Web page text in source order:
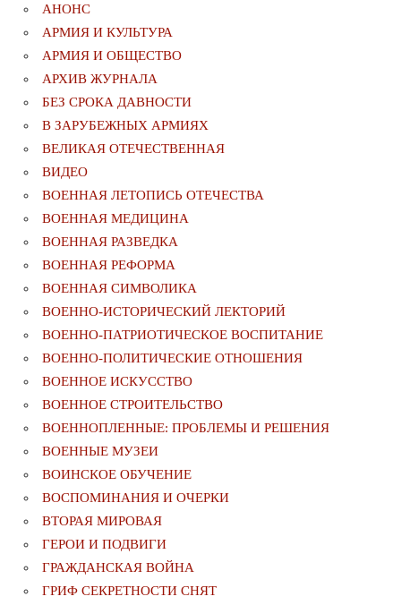
АНОНС
АРМИЯ И КУЛЬТУРА
АРМИЯ И ОБЩЕСТВО
АРХИВ ЖУРНАЛА
БЕЗ СРОКА ДАВНОСТИ
В ЗАРУБЕЖНЫХ АРМИЯХ
ВЕЛИКАЯ ОТЕЧЕСТВЕННАЯ
ВИДЕО
ВОЕННАЯ ЛЕТОПИСЬ ОТЕЧЕСТВА
ВОЕННАЯ МЕДИЦИНА
ВОЕННАЯ РАЗВЕДКА
ВОЕННАЯ РЕФОРМА
ВОЕННАЯ СИМВОЛИКА
ВОЕННО-ИСТОРИЧЕСКИЙ ЛЕКТОРИЙ
ВОЕННО-ПАТРИОТИЧЕСКОЕ ВОСПИТАНИЕ
ВОЕННО-ПОЛИТИЧЕСКИE ОТНОШЕНИЯ
ВОЕННОЕ ИСКУССТВО
ВОЕННОЕ СТРОИТЕЛЬСТВО
ВОЕННОПЛЕННЫЕ: ПРОБЛЕМЫ И РЕШЕНИЯ
ВОЕННЫЕ МУЗЕИ
ВОИНСКОЕ ОБУЧЕНИЕ
ВОСПОМИНАНИЯ И ОЧЕРКИ
ВТОРАЯ МИРОВАЯ
ГЕРОИ И ПОДВИГИ
ГРАЖДАНСКАЯ ВОЙНА
ГРИФ СЕКРЕТНОСТИ СНЯТ